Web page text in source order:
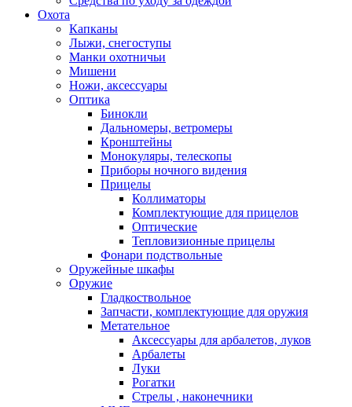
Охота
Капканы
Лыжи, снегоступы
Манки охотничьи
Мишени
Ножи, аксессуары
Оптика
Бинокли
Дальномеры, ветромеры
Кронштейны
Монокуляры, телескопы
Приборы ночного видения
Прицелы
Коллиматоры
Комплектующие для прицелов
Оптические
Тепловизионные прицелы
Фонари подствольные
Оружейные шкафы
Оружие
Гладкоствольное
Запчасти, комплектующие для оружия
Метательное
Аксессуары для арбалетов, луков
Арбалеты
Луки
Рогатки
Стрелы , наконечники